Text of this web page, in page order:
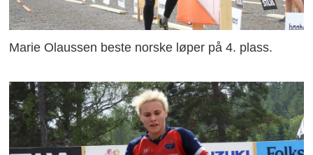
Marie Olaussen beste norske løper på 4. plass.